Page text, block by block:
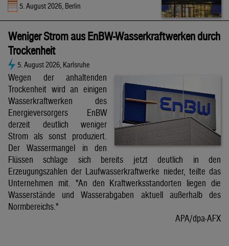
5. August 2026, Berlin
Weniger Strom aus EnBW-Wasserkraftwerken durch
Trockenheit
5. August 2026, Karlsruhe
Wegen der anhaltenden
Trockenheit wird an einigen
Wasserkraftwerken des
Energieversorgers EnBW
derzeit deutlich weniger
Strom als sonst produziert.
Der Wassermangel in den
Flüssen schlage sich bereits jetzt deutlich in den
Erzeugungszahlen der Laufwasserkraftwerke nieder, teilte das
Unternehmen mit. "An den Kraftwerksstandorten liegen die
Wasserstände und Wasserabgaben aktuell außerhalb des
Normbereichs."
APA/dpa-AFX